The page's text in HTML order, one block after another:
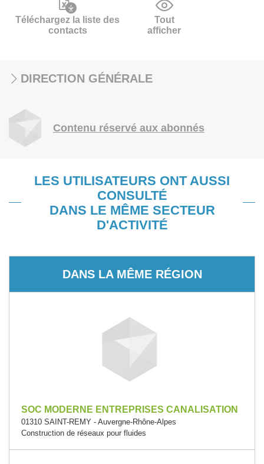
Téléchargez la liste des
contacts
Tout
afficher
DIRECTION GÉNÉRALE
Contenu réservé aux abonnés
LES UTILISATEURS ONT AUSSI
CONSULTÉ
DANS LE MÊME SECTEUR
D'ACTIVITÉ
DANS LA MÊME RÉGION
SOC MODERNE ENTREPRISES CANALISATION
01310 SAINT-REMY - Auvergne-Rhône-Alpes
Construction de réseaux pour fluides